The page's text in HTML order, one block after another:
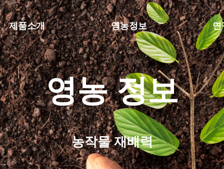
제품소개 영농정보 연
영농 정보
농작물 재배력